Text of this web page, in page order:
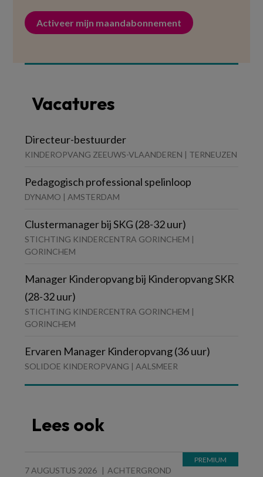
Activeer mijn maandabonnement
Vacatures
Directeur-bestuurder
KINDEROPVANG ZEEUWS-VLAANDEREN | TERNEUZEN
Pedagogisch professional spelinloop
DYNAMO | AMSTERDAM
Clustermanager bij SKG (28-32 uur)
STICHTING KINDERCENTRA GORINCHEM |
GORINCHEM
Manager Kinderopvang bij Kinderopvang SKR
(28-32 uur)
STICHTING KINDERCENTRA GORINCHEM |
GORINCHEM
Ervaren Manager Kinderopvang (36 uur)
SOLIDOE KINDEROPVANG | AALSMEER
Lees ook
7 AUGUSTUS 2026 ACHTERGROND